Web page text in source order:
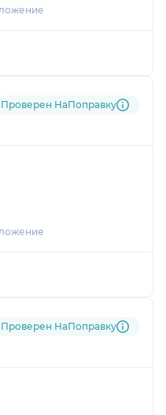
Проверен НаПоправку
Проверен НаПоправку